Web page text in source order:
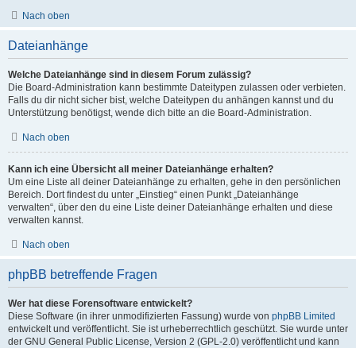
Nach oben
Dateianhänge
Welche Dateianhänge sind in diesem Forum zulässig?
Die Board-Administration kann bestimmte Dateitypen zulassen oder verbieten.
Falls du dir nicht sicher bist, welche Dateitypen du anhängen kannst und du
Unterstützung benötigst, wende dich bitte an die Board-Administration.
Nach oben
Kann ich eine Übersicht all meiner Dateianhänge erhalten?
Um eine Liste all deiner Dateianhänge zu erhalten, gehe in den persönlichen
Bereich. Dort findest du unter „Einstieg“ einen Punkt „Dateianhänge
verwalten“, über den du eine Liste deiner Dateianhänge erhalten und diese
verwalten kannst.
Nach oben
phpBB betreffende Fragen
Wer hat diese Forensoftware entwickelt?
Diese Software (in ihrer unmodifizierten Fassung) wurde von phpBB Limited
entwickelt und veröffentlicht. Sie ist urheberrechtlich geschützt. Sie wurde unter
der GNU General Public License, Version 2 (GPL-2.0) veröffentlicht und kann